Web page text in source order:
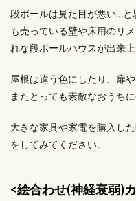
段ボールは見た目が悪い…
も売っている壁や床用のリ
れな段ボールハウスが出来上
屋根は違う色にしたり、扉
またとっても素敵なおうちに
大きな家具や家電を購入し
をしてみてください。
<絵合わせ(神経衰弱)